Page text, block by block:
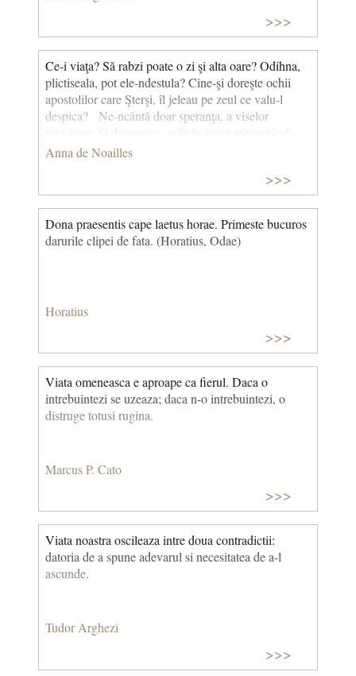
>>>
Ce-i viaţa? Să rabzi poate o zi şi alta oare? Odihna,
plictiseala, pot ele-ndestula? Cine-şi doreşte ochii
apostolilor care Şterşi, îl jeleau pe zeul ce valu-l
despica? Ne-ncântă doar speranţa, a viselor
Fremătător orgoliul sau voluptatea, când Dă, muzicii,
Anna de Noailles
>>>
Dona praesentis cape laetus horae. Primeste bucuros
darurile clipei de fata. (Horatius, Odae)
Horatius
>>>
Viata omeneasca e aproape ca fierul. Daca o
intrebuintezi se uzeaza; daca n-o intrebuintezi, o
distruge totusi rugina.
Marcus P. Cato
>>>
Viata noastra oscileaza intre doua contradictii:
datoria de a spune adevarul si necesitatea de a-l
ascunde.
Tudor Arghezi
>>>